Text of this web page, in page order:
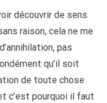
découvrir de sens
raison, cela ne me
pas
qu’il soit
de toute chose
c’est pourquoi il faut